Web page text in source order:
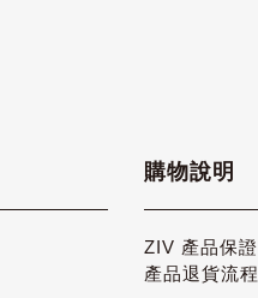
購物說明
ZIV 產品保證
產品退貨流程